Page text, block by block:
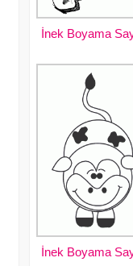
İnek Boyama
İnek Boyama